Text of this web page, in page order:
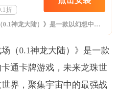
折
《仙魔战场（0.1神龙大陆）》是一款以幻想中的龙珠为背景的卡通卡牌游戏，未来龙珠世界陷入破灭危机，为挽救世界，聚集宇宙中的最强战士团队，与宇宙最强激战。在这个史诗般的动漫策略中进行传奇战斗！近百位龙珠战士将相伴你身边。更有加林塔、天下第一武道会、地狱试炼等丰富创新玩法。让你360度沉浸在原汁原味的龙珠世界中。准备好了吗？汇集你最好的战士，进行拳拳到肉的决战，在你争夺终极荣耀的过程中拯救那即将支离破碎的美好世界吧！并拥有一切！
（0.1神龙大陆）》是一款
通卡牌游戏，未来龙珠世
界，聚集宇宙中的最强战